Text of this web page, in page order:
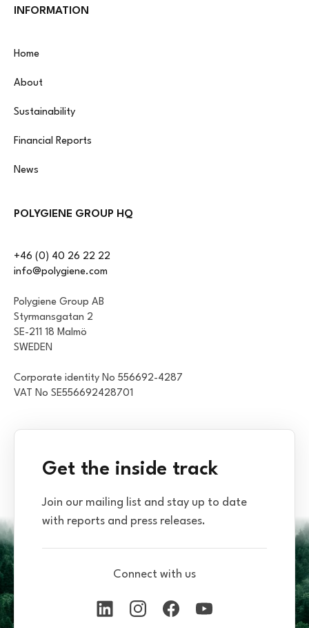
INFORMATION
Home
About
Sustainability
Financial Reports
News
POLYGIENE GROUP HQ
+46 (0) 40 26 22 22
info@polygiene.com
Polygiene Group AB
Styrmansgatan 2
SE-211 18 Malmö
SWEDEN
Corporate identity No 556692-4287
VAT No SE556692428701
Get the inside track
Join our mailing list and stay up to date
with reports and press releases.
Connect with us